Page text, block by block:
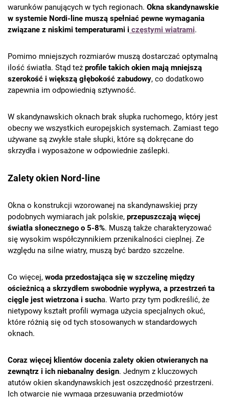
warunków panujących w tych regionach. Okna skandynawskie
w systemie Nordi-line muszą spełniać pewne wymagania
związane z niskimi temperaturami i częstymi wiatrami.
Pomimo mniejszych rozmiarów muszą dostarczać optymalną
ilość światła. Stąd też profile takich okien mają mniejszą
szerokość i większą głębokość zabudowy, co dodatkowo
zapewnia im odpowiednią sztywność.
W skandynawskich oknach brak słupka ruchomego, który jest
obecny we wszystkich europejskich systemach. Zamiast tego
używane są zwykłe stałe słupki, które są dokręcane do
skrzydła i wyposażone w odpowiednie zaślepki.
Zalety okien Nord-line
Okna o konstrukcji wzorowanej na skandynawskiej przy
podobnych wymiarach jak polskie, przepuszczają więcej
światła słonecznego o 5-8%. Muszą także charakteryzować
się wysokim współczynnikiem przenikalności cieplnej. Ze
względu na silne wiatry, muszą być bardzo szczelne.
Co więcej, woda przedostająca się w szczelinę między
ościeżnicą a skrzydłem swobodnie wypływa, a przestrzeń ta
cięgle jest wietrzona i sucha. Warto przy tym podkreślić, że
nietypowy kształt profili wymaga użycia specjalnych okuć,
które różnią się od tych stosowanych w standardowych
oknach.
Coraz więcej klientów docenia zalety okien otwieranych na
zewnątrz i ich niebanalny design. Jednym z kluczowych
atutów okien skandynawskich jest oszczędność przestrzeni.
Ich otwarcie nie wymaga przesuwania przedmiotów